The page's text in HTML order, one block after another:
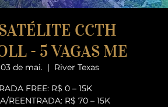
CCTH
- 5 VAGAS ME
de mai.
  |
River Texas
FREE: R$ 0 – 15K
REENTRADA: R$ 70 – 15K